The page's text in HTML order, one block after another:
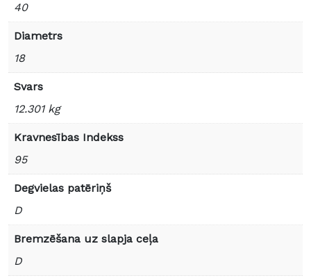
40
Diametrs
18
Svars
12.301 kg
Kravnesības Indekss
95
Degvielas patēriņš
D
Bremzēšana uz slapja ceļa
D